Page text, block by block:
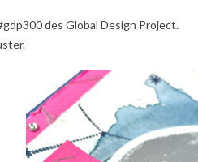
des Global Design Project.